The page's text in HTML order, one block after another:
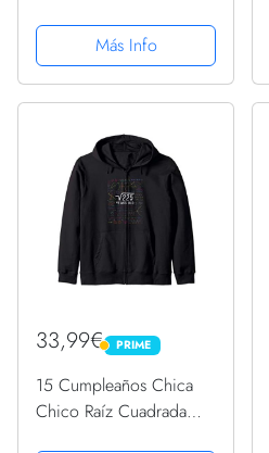
Sudadera con Capucha
Más Info
33,99€ PRIME
PRIME
15 Cumpleaños Chica
Chico Raíz Cuadrada